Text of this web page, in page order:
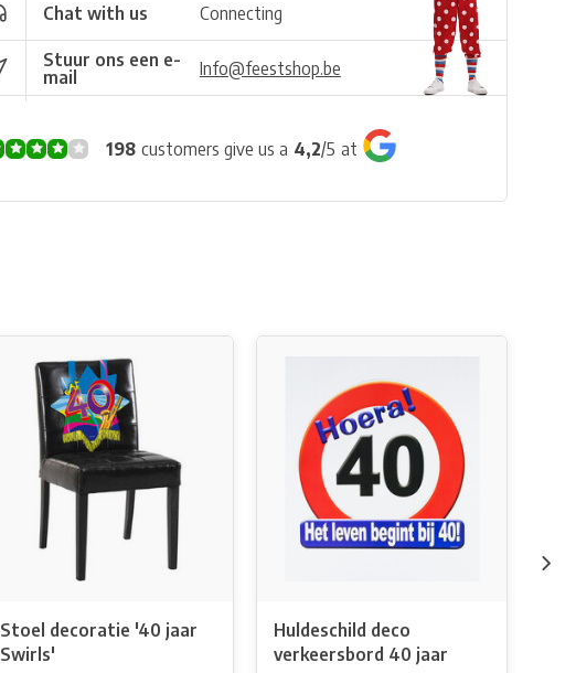
Chat with us Connecting
Stuur ons een e-
mail
Info@feestshop.be
198 customers give us a 4,2/5 at
Stoel decoratie '40 jaar
Swirls'
Huldeschild deco
verkeersbord 40 jaar